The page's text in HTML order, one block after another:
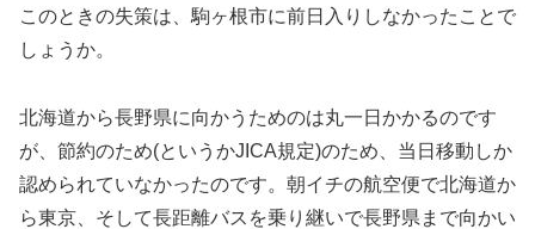
このときの失策は、駒ヶ根市に前日入りしなかったことで
しょうか。
北海道から長野県に向かうためのは丸一日かかるのです
が、節約のため(というかJICA規定)のため、当日移動しか
認められていなかったのです。朝イチの航空便で北海道か
ら東京、そして長距離バスを乗り継いで長野県まで向かい